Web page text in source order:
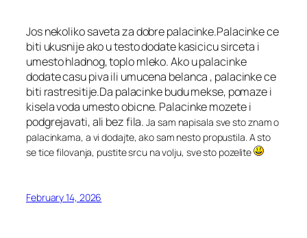
Jos nekoliko saveta za dobre palacinke.Palacinke ce
biti ukusnije ako u testo dodate kasicicu sirceta i
umesto hladnog, toplo mleko. Ako u palacinke
dodate casu piva ili umucena belanca , palacinke ce
biti rastresitije.Da palacinke budu mekse, pomaze i
kisela voda umesto obicne. Palacinke mozete i
podgrejavati, ali bez fila.Ja sam napisala sve sto znam o
palacinkama, a vi dodajte, ako sam nesto propustila. A sto
se tice filovanja, pustite srcu na volju, sve sto pozelite
February 14, 2026